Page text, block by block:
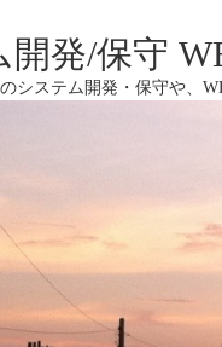
開発/保守
システム開発・保守や、